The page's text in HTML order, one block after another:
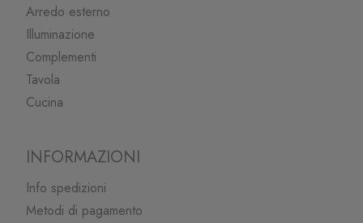
Arredo esterno
Illuminazione
Complementi
Tavola
Cucina
INFORMAZIONI
Info spedizioni
Metodi di pagamento